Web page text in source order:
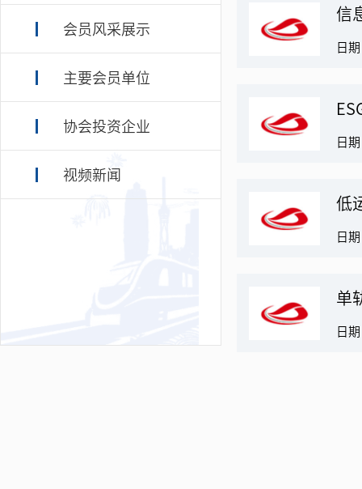
会员风采展示
主要会员单位
协会投资企业
视频新闻
信
日
日
低
日
单
日